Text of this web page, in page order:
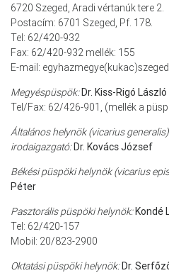
6720 Szeged, Aradi vértanúk tere 2.
Postacím: 6701 Szeged, Pf. 178.
Tel: 62/420-932
Fax: 62/420-932 mellék: 155
E-mail:
Megyéspüspök:Dr. Kiss-Rigó László
Tel/Fax: 62/426-901, (mellék a
Általános helynök (vicarius
irodaigazgató:Dr. Kovács József
Békési püspöki helynök (vicarius
Péter
Pasztorális püspöki helynök:Kondé
Tel: 62/420-157
Mobil: 20/823-2900
Oktatási püspöki helynök:Dr.